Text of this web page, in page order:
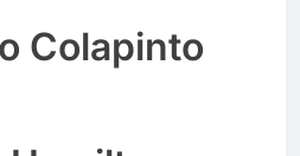
Colapinto